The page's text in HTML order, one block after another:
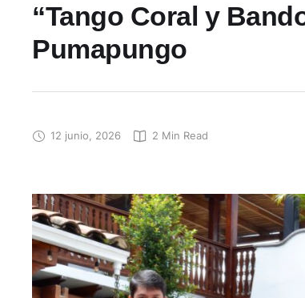
“Tango Coral y
Pumapungo
12 junio, 2026 2 Min Read